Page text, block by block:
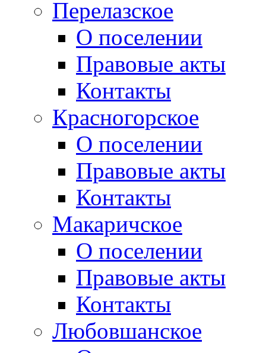
Перелазское
О поселении
Правовые акты
Контакты
Красногорское
О поселении
Правовые акты
Контакты
Макаричское
О поселении
Правовые акты
Контакты
Любовшанское